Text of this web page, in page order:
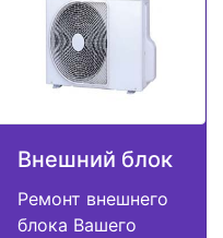
Внешний блок
Ремонт внешнего
блока Вашего